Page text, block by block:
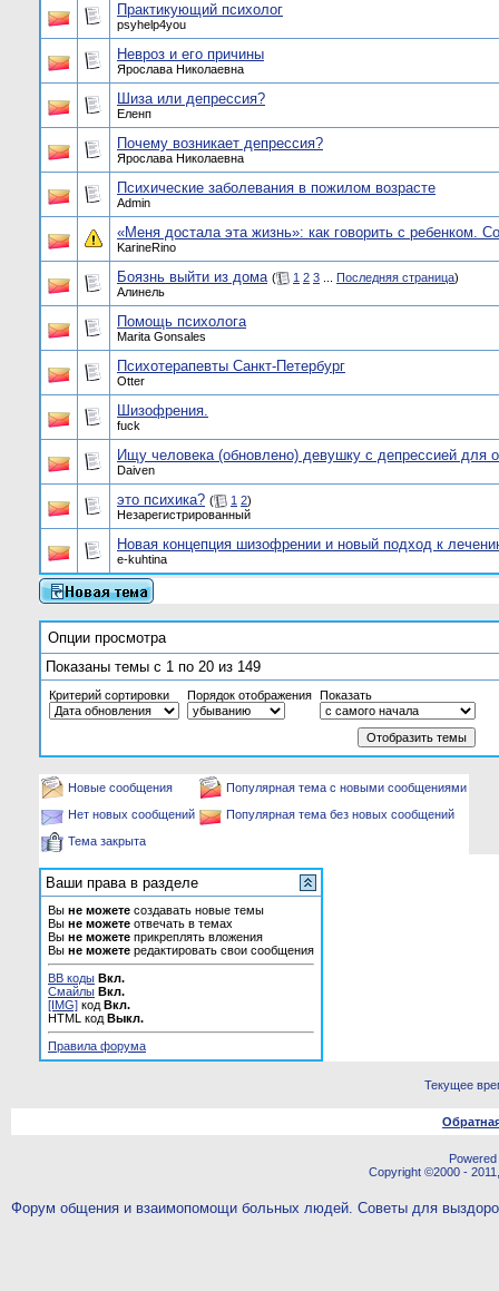
Практикующий психолог
psyhelp4you
Невроз и его причины
Ярослава Николаевна
Шиза или депрессия?
Еленп
Почему возникает депрессия?
Ярослава Николаевна
Психические заболевания в пожилом возрасте
Admin
«Меня достала эта жизнь»: как говорить с ребенком.
KarineRino
Боязнь выйти из дома ( 1 2 3 Последняя страница)
Алинель
Помощь психолога
Marita Gonsales
Психотерапевты Санкт-Петербург
Otter
Шизофрения.
fuck
Ищу человека (обновлено) девушку с депрессией для
Daiven
это психика? ( 1 2)
Незарегистрированный
Новая концепция шизофрении и новый подход к
e-kuhtina
Опции просмотра
Показаны темы с 1 по 20 из 149
Критерий сортировки Порядок отображения Показать
Новые сообщения
Популярная тема с новыми сообщениями
Нет новых сообщений
Популярная тема без новых сообщений
Тема закрыта
Ваши права в разделе
Вы не можете создавать новые темы
Вы не можете отвечать в темах
Вы не можете прикреплять вложения
Вы не можете редактировать свои сообщения
BB коды Вкл.
Смайлы Вкл.
[IMG] код Вкл.
HTML код Выкл.
Правила форума
Текущее
Copyright ©2000 -
Форум общения и взаимопомощи больных людей. Советы для